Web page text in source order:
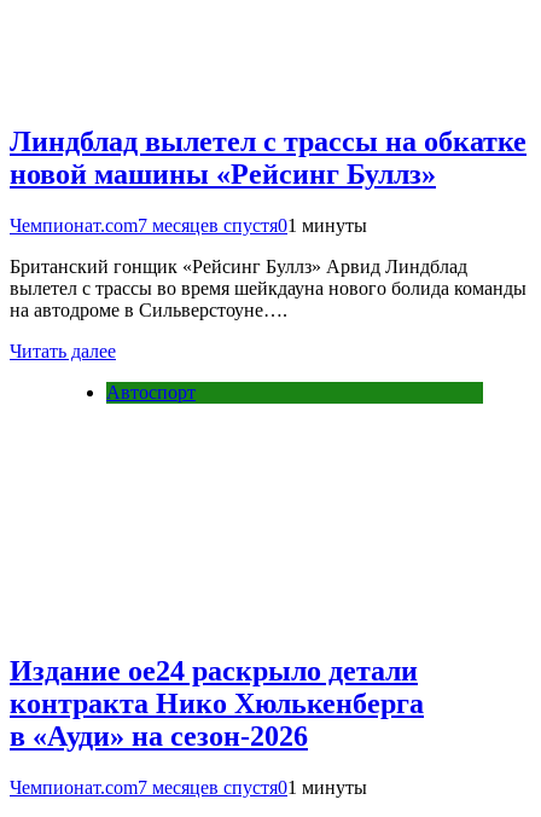
Линдблад вылетел с трассы на обкатке
новой машины «Рейсинг Буллз»
Чемпионат.com7 месяцев спустя01 минуты
Британский гонщик «Рейсинг Буллз» Арвид Линдблад
вылетел с трассы во время шейкдауна нового болида команды
на автодроме в Сильверстоуне….
Читать далее
Автоспорт
Издание oe24 раскрыло детали
контракта Нико Хюлькенберга
в «Ауди» на сезон-2026
Чемпионат.com7 месяцев спустя01 минуты